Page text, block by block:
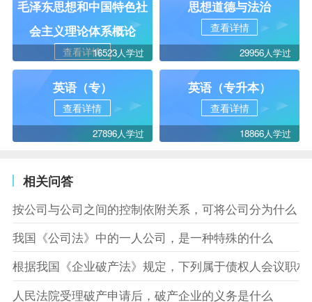
毛泽东思想和中国特色社
会主义理论体系概论
查看详情16523人学过
思想道德与法治
查看详情
29956人学过
英语（专）
查看详情
27896人学过
英语（专升本）
查看详情
18866人学过
相关问答
按公司与公司之间的控制依附关系，可将公司分为什么
我国《公司法》中的一人公司，是一种特殊的什么
根据我国《企业破产法》规定，下列属于债权人会议职
人民法院受理破产申请后，破产企业的义务是什么